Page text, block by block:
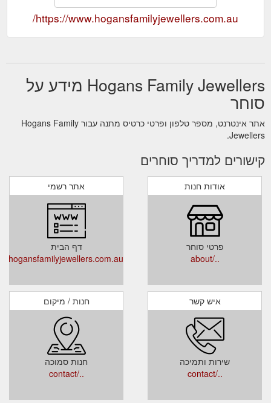
https://www.hogansfamilyjewellers.com.au/
Hogans Family Jewellers מידע על
סוחר
אתר אינטרנט, מספר טלפון ופרטי כרטיס מתנה עבור Hogans Family
Jewellers.
קישורים למדריך סוחרים
אתר רשמי
דף הבית
אודות חנות
פרטי סוחר
../about
חנות / מיקום
חנות סמוכה
../contact
איש קשר
שירות ותמיכה
../contact